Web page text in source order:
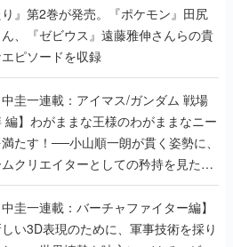
』第2巻が発売。『ポケモン』田尻
、『ゼビウス』遠藤雅伸さんらの貴
ピソードを収録
中圭一連載：アイマス/ガンダム 戦場
編】わがままな王様のわがままなニー
たす！──小山順一朗が貫く姿勢に、
クリエイターとしての矜持を見た
のいたり最終回】
中圭一連載：バーチャファイター編】
しい3D表現のために、軍事技術を採り